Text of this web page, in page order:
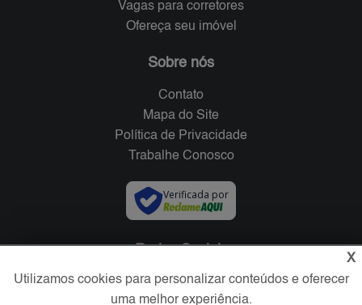
Vagas para corretores
Ofereça seu imóvel
Sobre nós
Contato
Mapa do Site
Política de Privacidade
Trabalhe Conosco
Verificada por
Redes Sociais
X
Utilizamos cookies para personalizar conteúdos e oferecer
uma melhor experiência.